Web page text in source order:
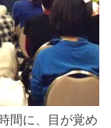
間に、目が覚め